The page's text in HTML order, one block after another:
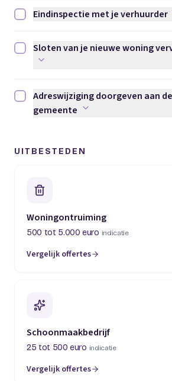
Eindinspectie met je verhuurder
Eindinspectie met je verhuurder
Sloten van je nieuwe woning
Sloten van je nieuwe woning
Adreswijziging doorgeven aan de
Adreswijziging doorgeven aan de
gemeente
UITBESTEDEN
Woningontruiming
500 tot 5.000 euro indicatie
Vergelijk offertes
(opent in een nieuw tabblad)
Schoonmaakbedrijf
25 tot 500 euro indicatie
Vergelijk offertes
(opent in een nieuw tabblad)